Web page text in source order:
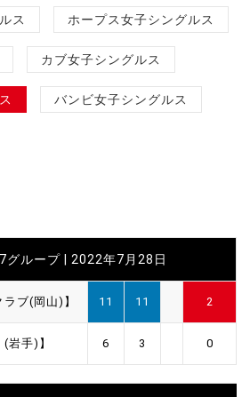
ス ホープス女子シングルス
カブ女子シングルス
バンビ女子シングルス
グループ | 2022年7月28日
ブ(岡山)】 11 11 2
岩手)】 6 3 0